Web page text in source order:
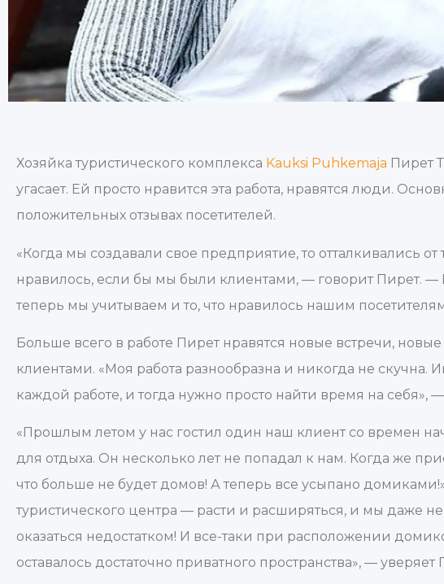
Хозяйка туристического комплекса Kauksi Puhkemaja Пирет
угасает. Ей просто нравится эта работа, нравятся люди.
положительных отзывах посетителей.
«Когда мы создавали свое предприятие, то отталкивались
нравилось, если бы мы были клиентами, — говорит Пирет. —
теперь мы учитываем и то, что нравилось нашим
Больше всего в работе Пирет нравятся новые встречи,
клиентами. «Моя работа разнообразна и никогда не скучна.
каждой работе, и тогда нужно просто найти время на себя»,
«Прошлым летом у нас гостил один наш клиент со времен
для отдыха. Он несколько лет не попадал к нам. Когда же
что больше не будет домов! А теперь все усыпано
туристического центра — расти и расширяться, и мы даже
оказаться недостатком! И все-таки при расположении
оставалось достаточно приватного пространства», — уверяет